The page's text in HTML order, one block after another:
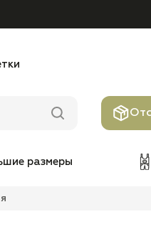
размеры